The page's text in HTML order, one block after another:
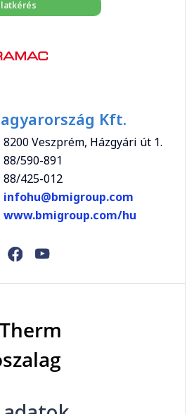
Kft.
8200 Veszprém, Házgyári út 1.
88/590-891
88/425-012
infohu@bmigroup.com
www.bmigroup.com/hu